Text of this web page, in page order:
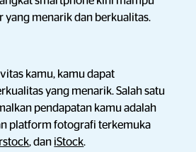
yang menarik dan berkualitas.
kamu, kamu dapat
yang menarik. Salah satu
pendapatan kamu adalah
platform fotografi terkemuka
, dan iStock.